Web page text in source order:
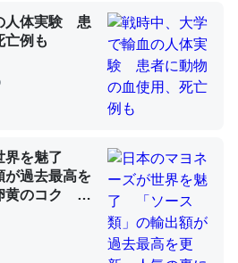
シウムを大量に使う脊椎動物と貝
虫学の大問題＝「昆虫はなぜ海にいな
人体実験 患
亡例も
界を魅了
が過去最高を
黄のコク ア
生｜FNNプ